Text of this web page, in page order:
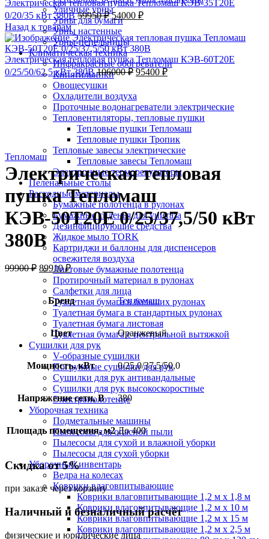
Уличные урны
Урны для бумаги
Урны настенные
Урны-пепельницы
Климатическая техника
Инфракрасные обогреватели
Кипятильники
Овощесушки
Охладители воздуха
Проточные водонагреватели электрические
Тепловентиляторы, тепловые пушки
Тепловые пушки Тепломаш
Тепловые пушки Тропик
Тепловые завесы электрические
Тепловые завесы Тепломаш
Электронные терморегуляторы
Пеленальные столы
Расходные материалы
Бумажные полотенца в рулонах
Бумажные сиденья для унитаза
Дезинфицирующие средства
Жидкое мыло TORK
Картриджи и баллоны для диспенсеров
освежителя воздуха
Листовые бумажные полотенца
Протирочный материал в рулонах
Салфетки для лица
Туалетная бумага в больших рулонах
Туалетная бумага в стандартных рулонах
Туалетная бумага листовая
Туалетная бумага с центральной вытяжкой
Сушилки для рук
V-образные сушилки
Погружные сушилки для рук
Сушилки для рук антивандальные
Сушилки для рук высокоскоростные
Электрополотенце
Уборочная техника
Подметальные машины
Пылесосы для опасной пыли
Пылесосы для сухой и влажной уборки
Пылесосы для сухой уборки
Уборочный инвентарь
Ведра на колесах
Коврики влаговпитывающие
Коврики влаговпитывающие 1,2 м х 1,8 м
Коврики влаговпитывающие 1,2 м х 10 м
Коврики влаговпитывающие 1,2 м х 15 м
Коврики влаговпитывающие 1,2 м х 2,5 м
Электрическая тепловая пушка Тепломаш КЭВ-35Т20Е
0/20/35 кВт 380В59950₽ 54000 ₽
Назад к товарам
Электрическая тепловая пушка Тепломаш КЭВ-60Т20Е
0/25/50/62,5 кВт 380В106000₽ 95400 ₽
-10%;процент скидкиТепломаш
Нажмите, чтобы увеличить
Тепломаш
Электрическая тепловая
пушка Тепломаш
КЭВ-50Т20Е 0/25/37,5/50 кВт
380В
99900₽ 89910₽
Бренд Тепломаш
Цвет Оранжевый
Мощность, кВт 0/25,0/37,5/50,0
Напряжение сети, В 380
Площадь помещения, м2 До 400
Скидка от 5%
при заказе через корзину
Наличный и безналичный расчёт
физические и юридические лица